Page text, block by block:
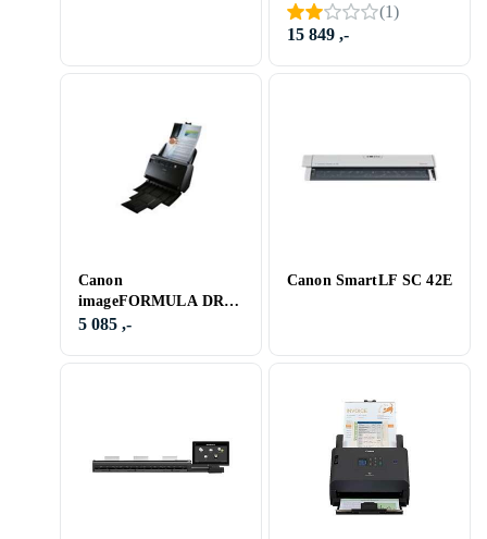
(1)
15 849 ,-
Canon
imageFORMULA DR-
C240
5 085 ,-
Canon SmartLF SC 42E